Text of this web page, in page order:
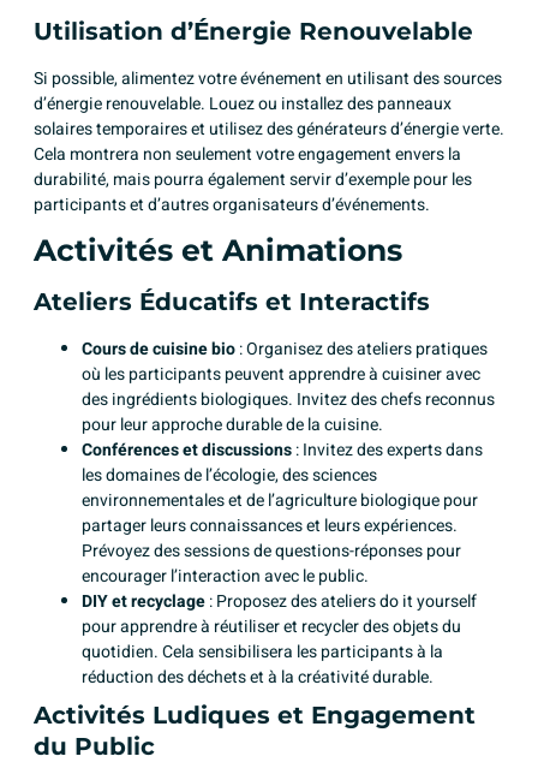
Utilisation d’Énergie Renouvelable
Si possible, alimentez votre événement en utilisant des sources
d’énergie renouvelable. Louez ou installez des panneaux
solaires temporaires et utilisez des générateurs d’énergie verte.
Cela montrera non seulement votre engagement envers la
durabilité, mais pourra également servir d’exemple pour les
participants et d’autres organisateurs d’événements.
Activités et Animations
Ateliers Éducatifs et Interactifs
Cours de cuisine bio: Organisez des ateliers pratiques
où les participants peuvent apprendre à cuisiner avec
des ingrédients biologiques. Invitez des chefs reconnus
pour leur approche durable de la cuisine.
Conférences et discussions: Invitez des experts dans
les domaines de l’écologie, des sciences
environnementales et de l’agriculture biologique pour
partager leurs connaissances et leurs expériences.
Prévoyez des sessions de questions-réponses pour
encourager l’interaction avec le public.
DIY et recyclage: Proposez des ateliers do it yourself
pour apprendre à réutiliser et recycler des objets du
quotidien. Cela sensibilisera les participants à la
réduction des déchets et à la créativité durable.
Activités Ludiques et Engagement
du Public